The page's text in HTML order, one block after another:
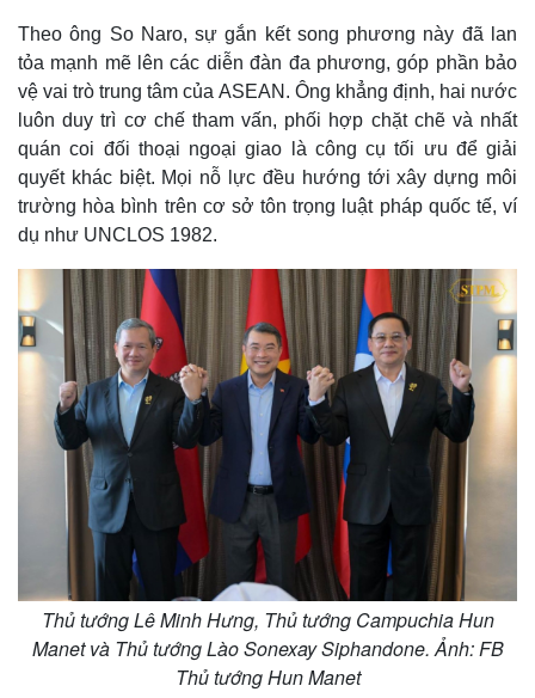
Theo ông So Naro, sự gắn kết song phương này đã lan
tỏa mạnh mẽ lên các diễn đàn đa phương, góp phần bảo
vệ vai trò trung tâm của ASEAN. Ông khẳng định, hai nước
luôn duy trì cơ chế tham vấn, phối hợp chặt chẽ và nhất
quán coi đối thoại ngoại giao là công cụ tối ưu để giải
quyết khác biệt. Mọi nỗ lực đều hướng tới xây dựng môi
trường hòa bình trên cơ sở tôn trọng luật pháp quốc tế, ví
dụ như UNCLOS 1982.
Thủ tướng Lê Minh Hưng, Thủ tướng Campuchia Hun
Manet và Thủ tướng Lào Sonexay Siphandone. Ảnh: FB
Thủ tướng Hun Manet